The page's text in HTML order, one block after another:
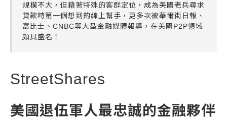
規模不大，但藉著特殊的客群定位，成為美國老兵尋求
貸款時第一個想到的線上幫手，更多次被華爾街日報、
富比士、CNBC等大型金融媒體報導，在美國P2P領域
頗具盛名！
StreetShares
美國退伍軍人最忠誠的金融夥伴